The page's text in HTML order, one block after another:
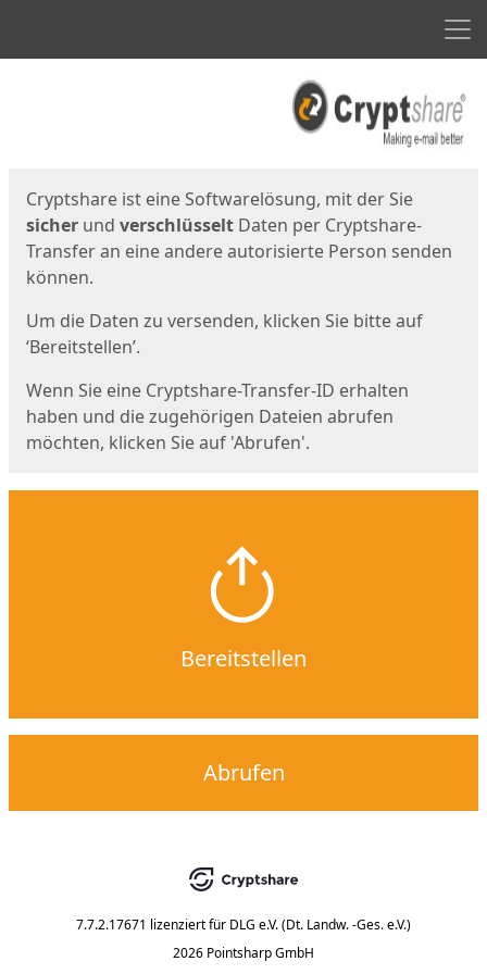
Cryptshare ist eine Softwarelösung, mit der Sie
sicher und verschlüsselt Daten per Cryptshare-
Transfer an eine andere autorisierte Person senden
können.
Um die Daten zu versenden, klicken Sie bitte auf
‘Bereitstellen’.
Wenn Sie eine Cryptshare-Transfer-ID erhalten
haben und die zugehörigen Dateien abrufen
möchten, klicken Sie auf 'Abrufen'.
Bereitstellen
Abrufen
7.7.2.17671 lizenziert für DLG e.V. (Dt. Landw. -Ges. e.V.)
2026 Pointsharp GmbH